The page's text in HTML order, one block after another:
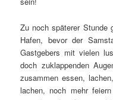
Zu noch späterer Stunde
Hafen, bevor der
Gastgebers mit vielen
doch zuklappenden
zusammen essen,
lachen, noch mehr